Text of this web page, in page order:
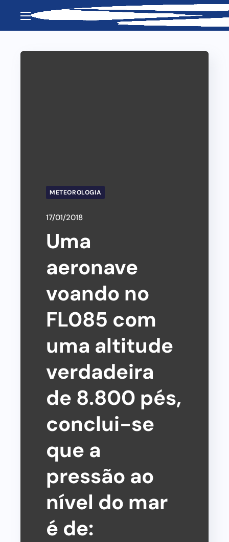
METEOROLOGIA
17/01/2018
Uma
aeronave
voando no
FL085 com
uma altitude
verdadeira
de 8.800 pés,
conclui-se
que a
pressão ao
nível do mar
é de: